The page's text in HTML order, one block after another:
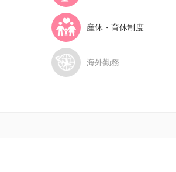
産休・育休制度
海外勤務